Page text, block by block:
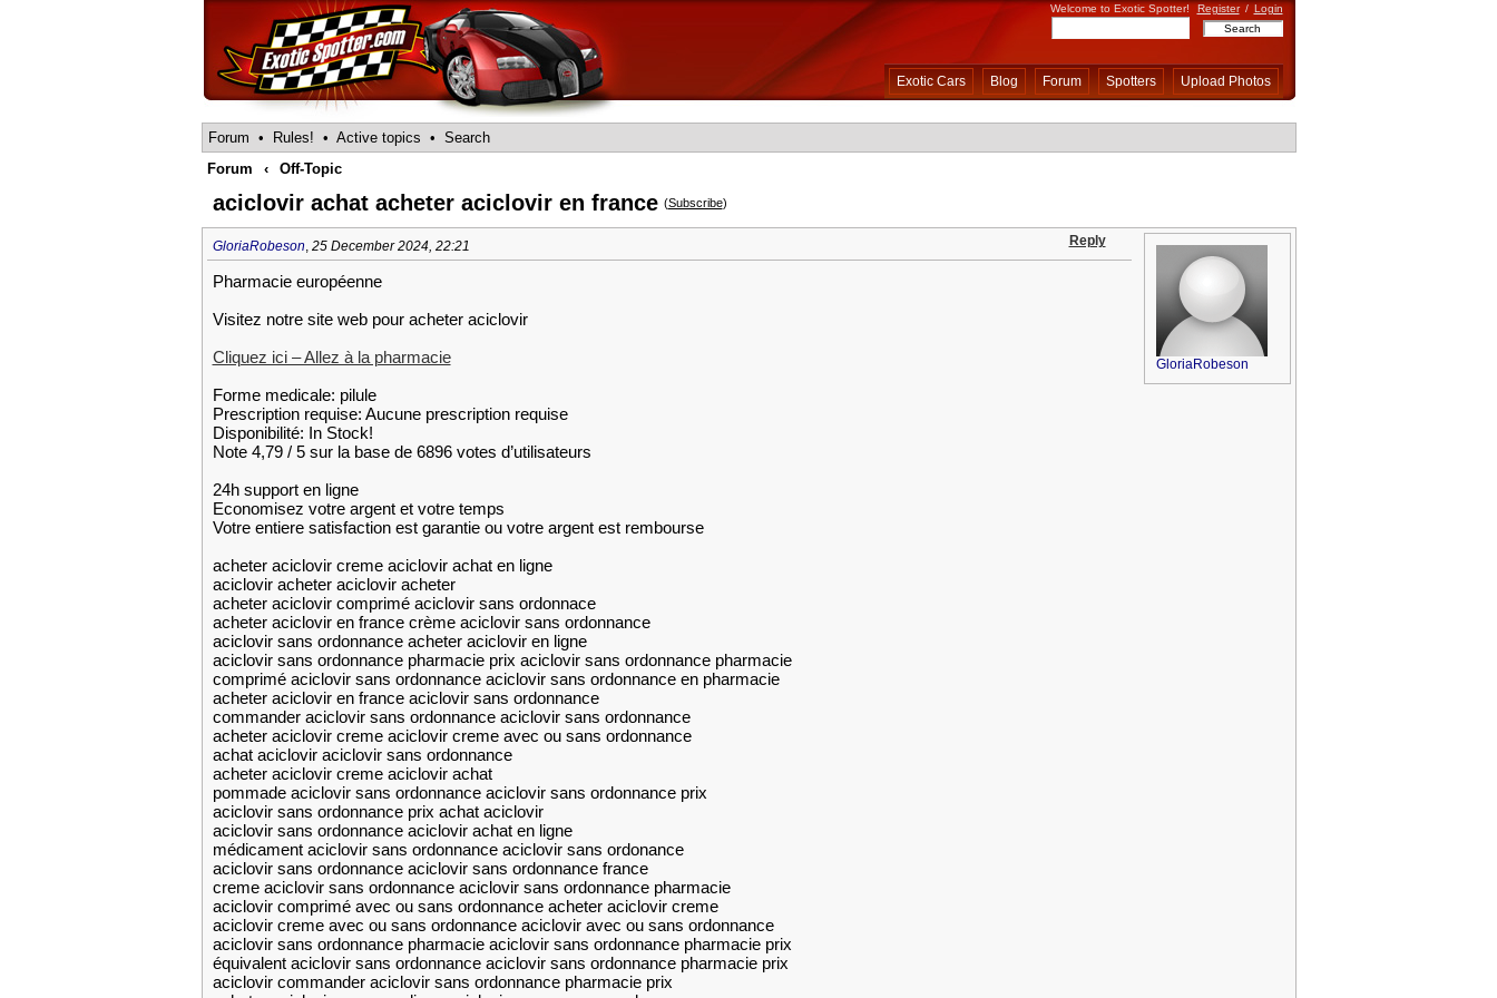
Welcome to Exotic Spotter! Register / Login
Exotic Cars Blog Forum Spotters Upload Photos
Forum • Rules! • Active topics • Search
Forum
‹ Off-Topic
aciclovir achat acheter aciclovir en france (Subscribe)
GloriaRobeson, 25 December 2024, 22:21 Reply
Pharmacie européenne
Visitez notre site web pour acheter aciclovir
Cliquez ici – Allez à la pharmacie
Forme medicale: pilule
Prescription requise: Aucune prescription requise
Disponibilité: In Stock!
Note 4,79 / 5 sur la base de 6896 votes d’utilisateurs
24h support en ligne
Economisez votre argent et votre temps
Votre entiere satisfaction est garantie ou votre argent est rembourse
acheter aciclovir creme aciclovir achat en ligne
aciclovir acheter aciclovir acheter
acheter aciclovir comprimé aciclovir sans ordonnace
acheter aciclovir en france crème aciclovir sans ordonnance
aciclovir sans ordonnance acheter aciclovir en ligne
aciclovir sans ordonnance pharmacie prix aciclovir sans ordonnance pharmacie
comprimé aciclovir sans ordonnance aciclovir sans ordonnance en pharmacie
acheter aciclovir en france aciclovir sans ordonnance
commander aciclovir sans ordonnance aciclovir sans ordonnance
acheter aciclovir creme aciclovir creme avec ou sans ordonnance
achat aciclovir aciclovir sans ordonnance
acheter aciclovir creme aciclovir achat
pommade aciclovir sans ordonnance aciclovir sans ordonnance prix
aciclovir sans ordonnance prix achat aciclovir
aciclovir sans ordonnance aciclovir achat en ligne
médicament aciclovir sans ordonnance aciclovir sans ordonance
aciclovir sans ordonnance aciclovir sans ordonnance france
creme aciclovir sans ordonnance aciclovir sans ordonnance pharmacie
aciclovir comprimé avec ou sans ordonnance acheter aciclovir creme
aciclovir creme avec ou sans ordonnance aciclovir avec ou sans ordonnance
aciclovir sans ordonnance pharmacie aciclovir sans ordonnance pharmacie prix
équivalent aciclovir sans ordonnance aciclovir sans ordonnance pharmacie prix
aciclovir commander aciclovir sans ordonnance pharmacie prix
GloriaRobeson